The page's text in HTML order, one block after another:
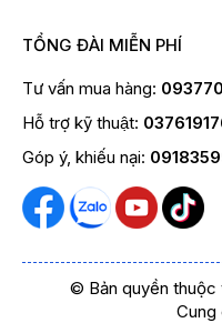
TỔNG ĐÀI MIỄN PHÍ
Tư vấn mua hàng:
Hỗ trợ kỹ thuật:
Góp ý, khiếu nại:
© Bản quyền thuộc
Cung